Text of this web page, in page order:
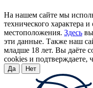
На нашем сайте мы
технического характера
местоположения. Здесь
эти данные. Также наш
младше 18 лет. Вы даёте
cookies и подтверждаете,
Да Нет